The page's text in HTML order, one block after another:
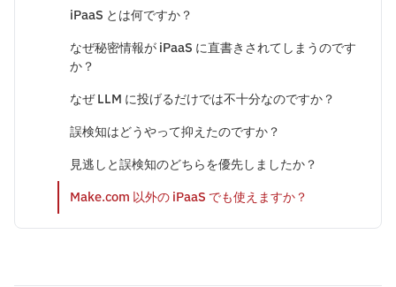
iPaaS とは何ですか？
なぜ秘密情報が iPaaS に直書きされてしまうのです
か？
なぜ LLM に投げるだけでは不十分なのですか？
誤検知はどうやって抑えたのですか？
見逃しと誤検知のどちらを優先しましたか？
Make.com 以外の iPaaS でも使えますか？